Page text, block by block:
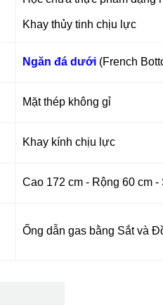
Khay thủy tinh chịu lực
Ngăn đá dưới (French
Mặt thép không gỉ
Khay kính chịu lực
Cao 172 cm - Rộng 60 cm -
Ống dẫn gas bằng Sắt và